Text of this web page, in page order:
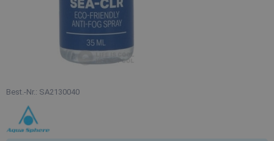
Best.-Nr.: SA2130040